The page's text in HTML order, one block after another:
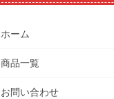
ホーム
商品一覧
お問い合わせ